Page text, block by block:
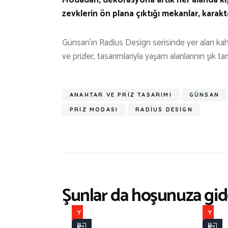
zevklerin ön plana çıktığı mekanlar,
Günsan’ın Radius Design serisinde yer alan
ve prizler, tasarımlarıyla yaşam alanlarının şık
ANAHTAR VE PRIZ TASARIMI GÜNSAN
PRIZ MODASI RADIUS DESIGN
Şunlar da hoşunuza
Y
e
Y
e